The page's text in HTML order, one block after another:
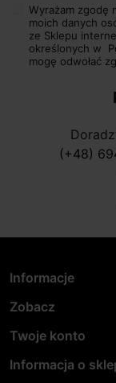
Wyrażam zgodę
moich danych
ze Sklepu
określonych w
mogę odwołać
(+48)
Informacje
Zobacz
Twoje konto
Informacja o